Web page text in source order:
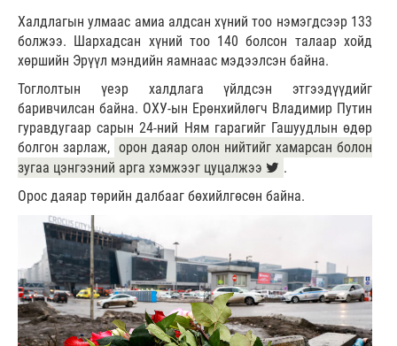
Халдлагын улмаас амиа алдсан хүний тоо нэмэгдсээр 133
болжээ. Шархадсан хүний тоо 140 болсон талаар хойд
хөршийн Эрүүл мэндийн яамнаас мэдээлсэн байна.
Тоглолтын үеэр халдлага үйлдсэн этгээдүүдийг
баривчилсан байна. ОХУ-ын Ерөнхийлөгч Владимир Путин
гуравдугаар сарын 24-ний Ням гарагийг Гашуудлын өдөр
болгон зарлаж, орон даяар олон нийтийг хамарсан болон
зугаа цэнгээний арга хэмжээг цуцалжээ
.
Орос даяар төрийн далбааг бөхийлгөсөн байна.